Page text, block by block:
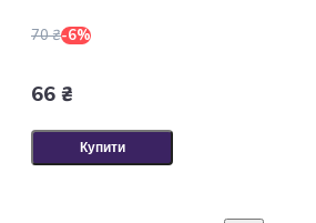
70 ₴-6%
66 ₴
Купити